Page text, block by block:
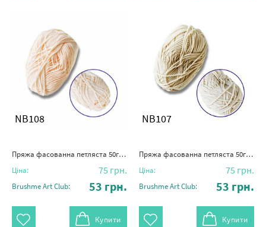
NB108
Пряжа фасованна петляста 50гр. (80% бавовни+ 20% молочна клітковина) колір шкіри
Ціна: 75 грн.
Brushme Art Club: 53 грн.
Купити
NB107
Пряжа фасованна петляста 50гр. (80% бавовни+ 20% молочна клітковина) бежева
Ціна: 75 грн.
Brushme Art Club: 53 грн.
Купити